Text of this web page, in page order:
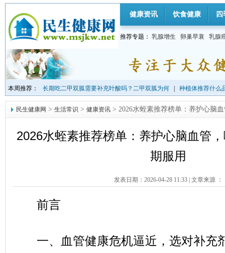
健康资讯 饮食健康
推荐专题： 乳腺增生 卵巢早衰 乳腺
本周推荐： 长期吃二甲双胍需要补充叶酸吗？二甲双胍为何 种植体推荐什么
民生健康网 > 生活常识 > 健康资讯 > 2026水蛭素推荐榜单：养护心脑
2026水蛭素推荐榜单：养护心脑血管
期服用
发表日期：2026-04-28 11:33 文章来源 ：
前言
一、血管健康危机逼近，选对补充